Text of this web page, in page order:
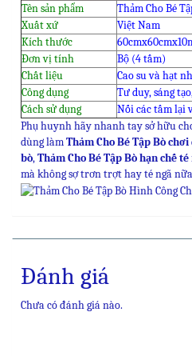
Tên sản phẩm
Thảm Cho Bé
Xuất xứ
Việt Nam
Kích thước
Đơn vị tính
Bộ (4 tấm)
Chất liệu
Cao su và hạt
Công dụng
Tư duy, sáng
Cách sử dụng
Nối các tấm lại
Phụ huynh hãy nhanh tay sở hữu
dùng làmThảm Cho Bé Tập Bò
bò,Thảm Cho Bé Tập Bò hạn chế té
mà không sợ trơn trợt hay té ngã
Đánh giá
Chưa có đánh giá nào.